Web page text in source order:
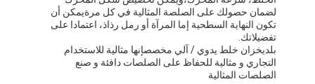
معدات تصفية الأنفاق
آلة تعبئة الكرتون الأوتوماتيكية
غسالة زجاجة
لضمان حصولك على الصلصة المثالية في كل مرةيمكن أن
تكون النهاية السطحية إما المرآة أو رمل رذاذ، اعتمادا على
تفضيلاتك.
بلديخزان خلط يدوي / آلي مخصصإنها مثالية للاستخدام
التجاري و مثالية للحفاظ على الصلصات دافئة و صنع
الصلصات المثالية